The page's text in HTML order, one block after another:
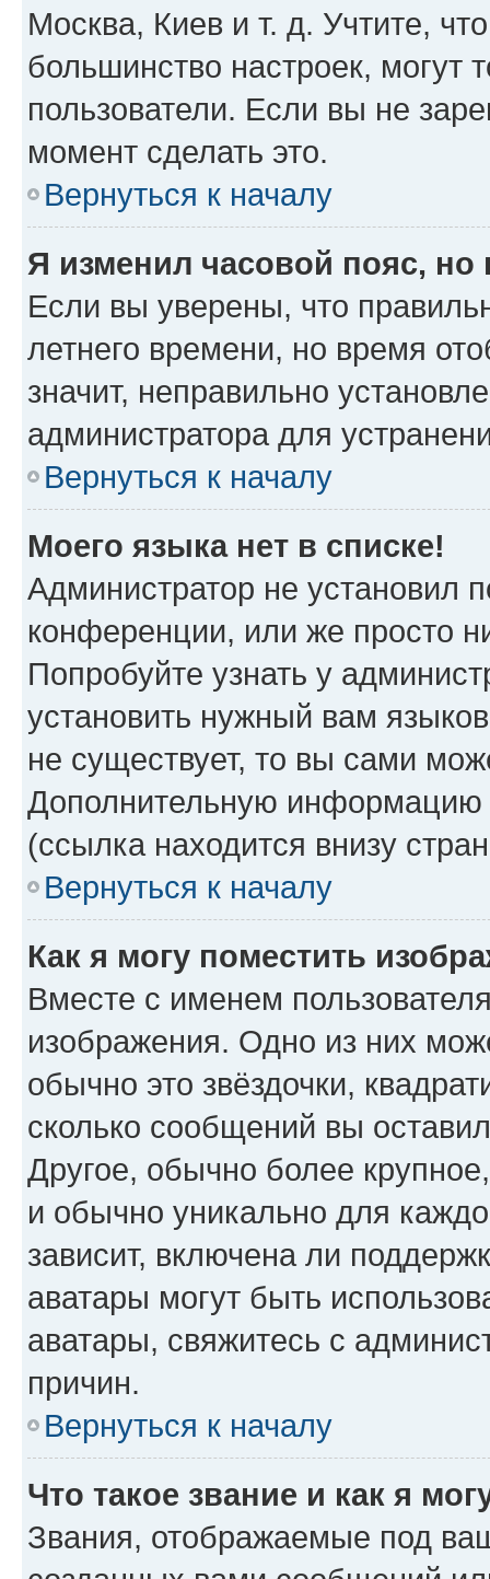
Москва, Киев и т. д. Учтите,
большинство настроек, могут
пользователи. Если вы не
момент сделать это.
Вернуться к началу
Я изменил часовой пояс,
Если вы уверены, что
летнего времени, но время
значит, неправильно
администратора для
Вернуться к началу
Моего языка нет в списке!
Администратор не установил
конференции, или же просто
Попробуйте узнать у
установить нужный вам
не существует, то вы сами
Дополнительную информацию
(ссылка находится внизу
Вернуться к началу
Как я могу поместить
Вместе с именем
изображения. Одно из них
обычно это звёздочки,
сколько сообщений вы
Другое, обычно более
и обычно уникально для
зависит, включена ли
аватары могут быть
аватары, свяжитесь с
причин.
Вернуться к началу
Что такое звание и как я
Звания, отображаемые под